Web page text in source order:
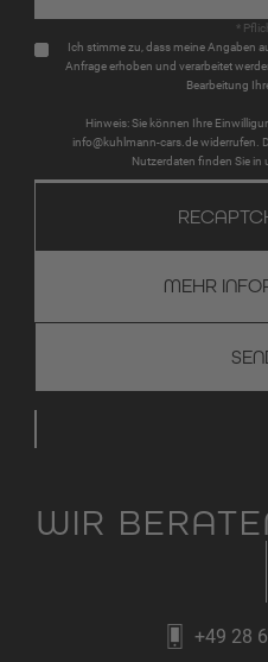
*
Ich stimme zu, dass meine Angaben
Anfrage erhoben und verarbeitet
Bearbeitung
Hinweis: Sie können Ihre
info@kuhlmann-cars.de widerrufen.
Nutzerdaten finden Sie in
MEHR
WIR
+49 28